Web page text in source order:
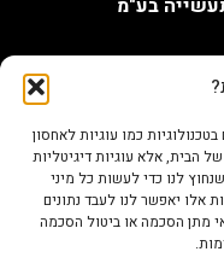
כמו עוגיות לאחסון
הבית, אלא עוגיות דיגיטליות
לנו כדי לעשות כל מיני
אלו יאפשר לנו לעבד נתונים
אי מתן הסכמה או ביטול הסכמה
בע"מ